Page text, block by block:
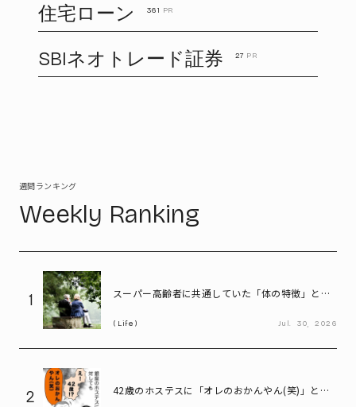
住宅ローン 361 PR
SBIネオトレード証券 27 PR
週間ランキング
Weekly Ranking
1
スーパー高齢者に共通していた「体の特徴」とは?
Life Jul. 30, 2026
2
42歳のホステスに「オレのおかんやん(笑)」と言